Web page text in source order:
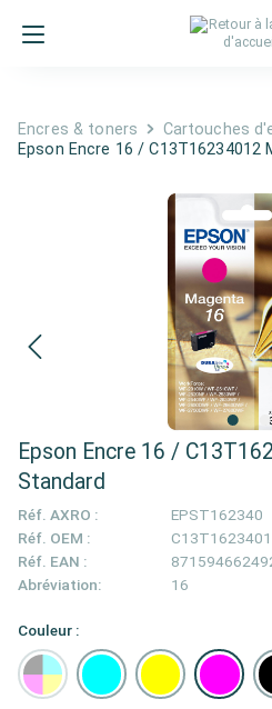
Encres & toners
Cartouches
Epson Encre 16 / C13T16234012
Epson Encre 16 /
Standard
Réf. AXRO :
EPST162340
Réf. OEM :
Réf. EAN :
Abréviation:
16
Couleur :